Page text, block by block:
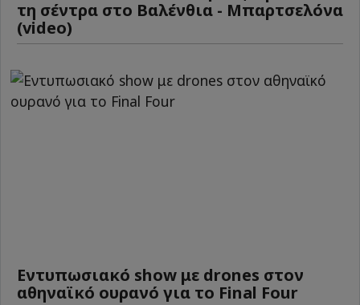
τη σέντρα στο Βαλένθια - Μπαρτσελόνα
(video)
Εντυπωσιακό show με drones στον
αθηναϊκό ουρανό για το Final Four